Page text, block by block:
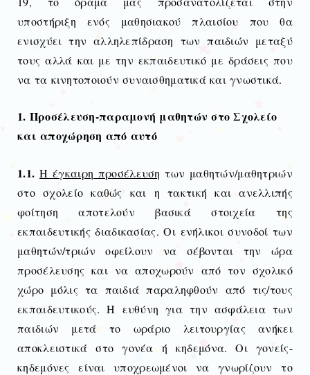
υποστήριξη ενός μαθησιακού πλαισίου που θα
ενισχύει την αλληλεπίδραση των παιδιών μεταξύ
τους αλλά και με την εκπαιδευτικό με δράσεις που
να τα κινητοποιούν συναισθηματικά και γνωστικά.
1. Προσέλευση-παραμονή μαθητών στο Σχολείο
και αποχώρηση από αυτό
1.1.Η έγκαιρη προσέλευση των μαθητών/μαθητριών
στο σχολείο καθώς και η τακτική και ανελλιπής
φοίτηση αποτελούν βασικά στοιχεία της
εκπαιδευτικής διαδικασίας. Οι ενήλικοι συνοδοί των
μαθητών/τριών οφείλουν να σέβονται την ώρα
προσέλευσης και να αποχωρούν από τον σχολικό
χώρο μόλις τα παιδιά παραληφθούν από τις/τους
εκπαιδευτικούς. Η ευθύνη για την ασφάλεια των
παιδιών μετά το ωράριο λειτουργίας ανήκει
αποκλειστικά στο γονέα ή κηδεμόνα. Οι γονείς-
κηδεμόνες είναι υποχρεωμένοι να γνωρίζουν το